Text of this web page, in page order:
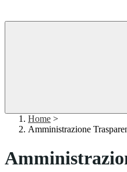
Home >
Amministrazione